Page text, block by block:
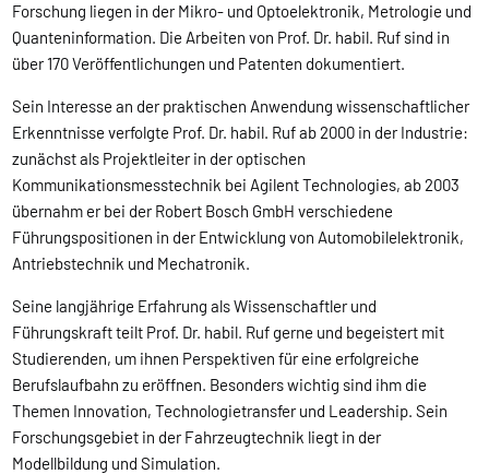
Forschung liegen in der Mikro- und Optoelektronik, Metrologie und
Quanteninformation. Die Arbeiten von Prof. Dr. habil. Ruf sind in
über 170 Veröffentlichungen und Patenten dokumentiert.
Sein Interesse an der praktischen Anwendung wissenschaftlicher
Erkenntnisse verfolgte Prof. Dr. habil. Ruf ab 2000 in der Industrie:
zunächst als Projektleiter in der optischen
Kommunikationsmesstechnik bei Agilent Technologies, ab 2003
übernahm er bei der Robert Bosch GmbH verschiedene
Führungspositionen in der Entwicklung von Automobilelektronik,
Antriebstechnik und Mechatronik.
Seine langjährige Erfahrung als Wissenschaftler und
Führungskraft teilt Prof. Dr. habil. Ruf gerne und begeistert mit
Studierenden, um ihnen Perspektiven für eine erfolgreiche
Berufslaufbahn zu eröffnen. Besonders wichtig sind ihm die
Themen Innovation, Technologietransfer und Leadership. Sein
Forschungsgebiet in der Fahrzeugtechnik liegt in der
Modellbildung und Simulation.